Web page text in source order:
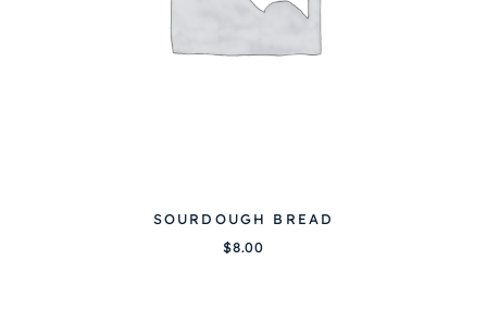
SOURDOUGH BREAD
$8.00